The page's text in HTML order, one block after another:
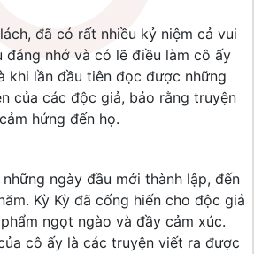
đã có rất nhiều kỷ niệm cả vui
đáng nhớ và có lẽ điều làm cô ấy
khi lần đầu tiên đọc được những
của các độc giả, bảo rằng truyện
hứng đến họ.
ngày đầu mới thành lập, đến
Kỳ Kỳ đã cống hiến cho độc giả
ngọt ngào và đầy cảm xúc.
cô ấy là các truyện viết ra được